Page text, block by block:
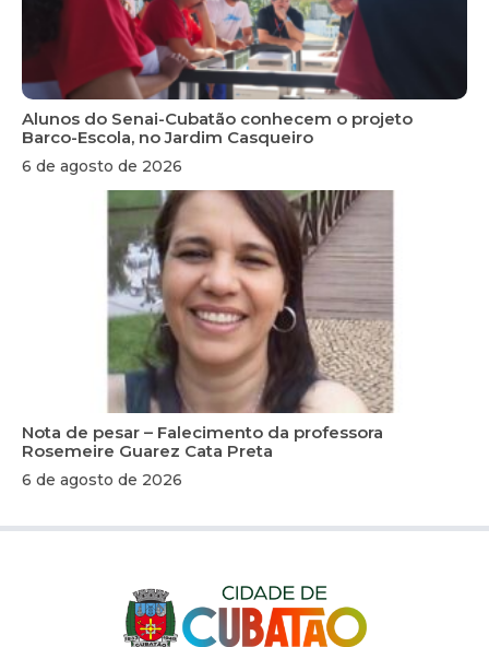
Alunos do Senai-Cubatão conhecem o projeto
Barco-Escola, no Jardim Casqueiro
6 de agosto de 2026
Nota de pesar – Falecimento da professora
Rosemeire Guarez Cata Preta
6 de agosto de 2026